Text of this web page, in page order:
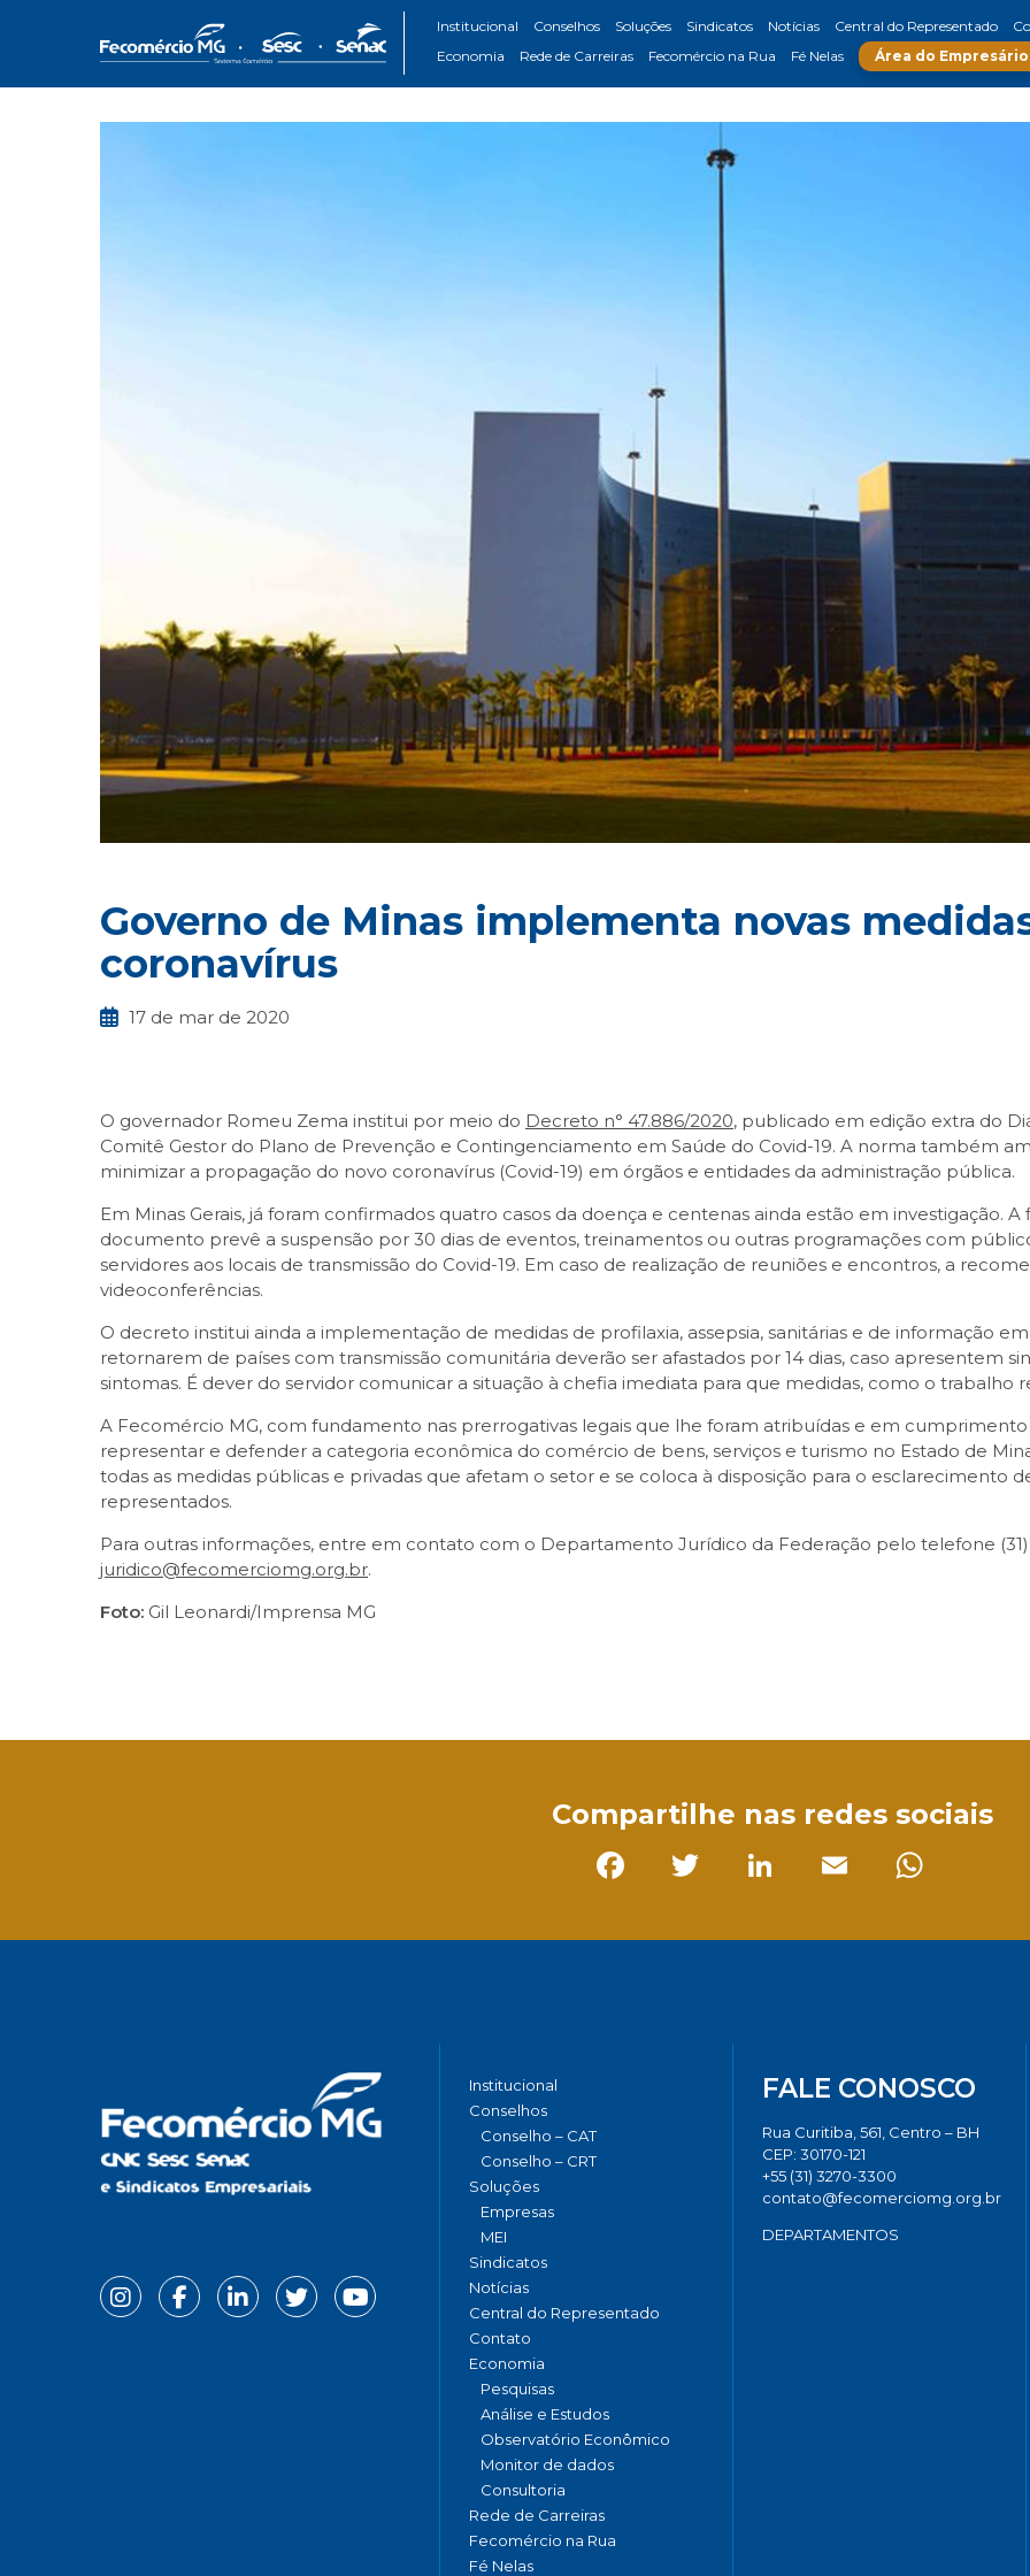
Institucional Conselhos Soluções Sindicatos Notícias Central do Representado
Economia
Rede de Carreiras Fecomércio na Rua Fé Nelas Área do Empresário
Governo de Minas implementa novas
coronavírus
17 de mar de 2020
O governador Romeu Zema institui por meio do Decreto n° 47.886/2020, publicado em edição extra do
Comitê Gestor do Plano de Prevenção e Contingenciamento em Saúde do Covid-19. A norma também
minimizar a propagação do novo coronavírus (Covid-19) em órgãos e entidades da administração pública.
Em Minas Gerais, já foram confirmados quatro casos da doença e centenas ainda estão em investigação.
documento prevê a suspensão por 30 dias de eventos, treinamentos ou outras programações com
servidores aos locais de transmissão do Covid-19. Em caso de realização de reuniões e encontros, a
videoconferências.
O decreto institui ainda a implementação de medidas de profilaxia, assepsia, sanitárias e de informação
retornarem de países com transmissão comunitária deverão ser afastados por 14 dias, caso apresentem
sintomas. É dever do servidor comunicar a situação à chefia imediata para que medidas, como o trabalho
A Fecomércio MG, com fundamento nas prerrogativas legais que lhe foram atribuídas e em
representar e defender a categoria econômica do comércio de bens, serviços e turismo no Estado de
todas as medidas públicas e privadas que afetam o setor e se coloca à disposição para o esclarecimento
representados.
Para outras informações, entre em contato com o Departamento Jurídico da Federação pelo telefone
juridico@fecomerciomg.org.br.
Foto: Gil Leonardi/Imprensa MG
Compartilhe nas redes sociais
Institucional
Conselhos
Conselho – CAT
Conselho – CRT
Soluções
Empresas
MEI
Sindicatos
Notícias
Central do Representado
Contato
Economia
Pesquisas
Análise e Estudos
Observatório Econômico
Monitor de dados
Consultoria
Rede de Carreiras
Fecomércio na Rua
Fé Nelas
FALE CONOSCO
Rua Curitiba, 561, Centro – BH
CEP: 30170-121
+55 (31) 3270-3300
contato@fecomerciomg.org.br
DEPARTAMENTOS